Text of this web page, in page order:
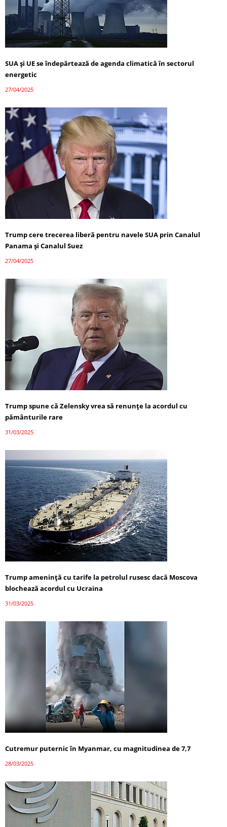
SUA și UE se îndepărtează de agenda climatică în sectorul
energetic
27/04/2025
Trump cere trecerea liberă pentru navele SUA prin Canalul
Panama și Canalul Suez
27/04/2025
Trump spune că Zelensky vrea să renunțe la acordul cu
pământurile rare
31/03/2025
Trump amenință cu tarife la petrolul rusesc dacă Moscova
blochează acordul cu Ucraina
31/03/2025
Cutremur puternic în Myanmar, cu magnitudinea de 7,7
28/03/2025